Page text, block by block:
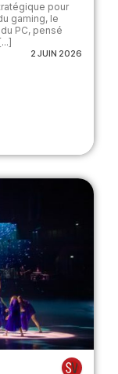
pour
gaming, le
PC, pensé
2 JUIN 2026